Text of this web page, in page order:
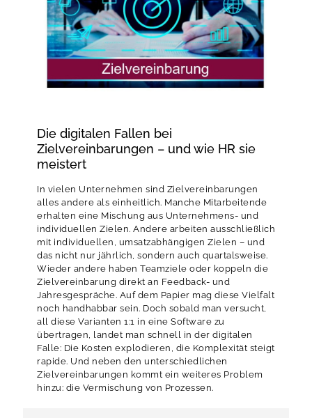
Die digitalen Fallen bei
Zielvereinbarungen – und wie HR sie
meistert
In vielen Unternehmen sind Zielvereinbarungen
alles andere als einheitlich. Manche Mitarbeitende
erhalten eine Mischung aus Unternehmens- und
individuellen Zielen. Andere arbeiten ausschließlich
mit individuellen, umsatzabhängigen Zielen – und
das nicht nur jährlich, sondern auch quartalsweise.
Wieder andere haben Teamziele oder koppeln die
Zielvereinbarung direkt an Feedback- und
Jahresgespräche. Auf dem Papier mag diese Vielfalt
noch handhabbar sein. Doch sobald man versucht,
all diese Varianten 1:1 in eine Software zu
übertragen, landet man schnell in der digitalen
Falle: Die Kosten explodieren, die Komplexität steigt
rapide. Und neben den unterschiedlichen
Zielvereinbarungen kommt ein weiteres Problem
hinzu: die Vermischung von Prozessen.